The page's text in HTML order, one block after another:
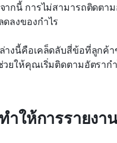
ากนี้ การไม่สามารถติดตา
ดลงของกำไร
างนี้คือเคล็ดลับสี่ข้อที่ลูกค้า
วยให้คุณเริ่มติดตามอัตราก
ำให้การรายง